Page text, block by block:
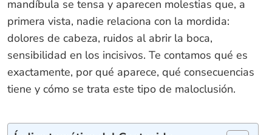
mandíbula se tensa y aparecen molestias que, a
primera vista, nadie relaciona con la mordida:
dolores de cabeza, ruidos al abrir la boca,
sensibilidad en los incisivos. Te contamos qué es
exactamente, por qué aparece, qué consecuencias
tiene y cómo se trata este tipo de maloclusión.